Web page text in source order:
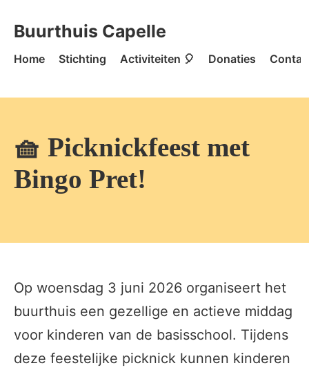
Buurthuis Capelle - Home
Buurthuis Capelle
Home Stichting Activiteiten 🎈 Donaties
🧺 Picknickfeest met
Bingo Pret!
Op woensdag 3 juni 2026 organiseert het
buurthuis een gezellige en actieve middag
voor kinderen van de basisschool. Tijdens
deze feestelijke picknick kunnen kinderen